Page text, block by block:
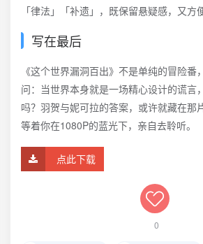
「律法」「补遗」，既保留悬疑感，又方
写在最后
《这个世界漏洞百出》不是单纯的冒险番
问：当世界本身就是一场精心设计的谎言
吗？羽贺与妮可拉的答案，或许就藏在那
等着你在1080P的蓝光下，亲自去聆听。
点此下载
0